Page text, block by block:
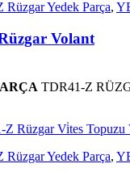
Yedek Parça,
Volant
TDR41-Z
Rüzgar Yedek Parça,